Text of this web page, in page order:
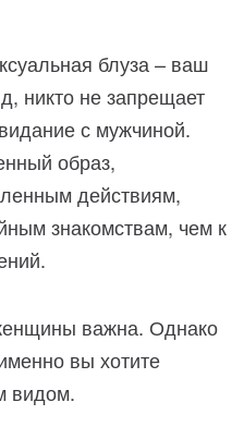
блуза – ваш
никто не запрещает
с мужчиной.
образ,
действиям,
знакомствам, чем к
важна. Однако
вы хотите
видом.